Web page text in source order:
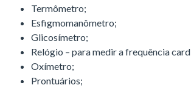
Termômetro;
Esfigmomanômetro;
Glicosímetro;
Relógio – para medir a frequência
Oxímetro;
Prontuários;